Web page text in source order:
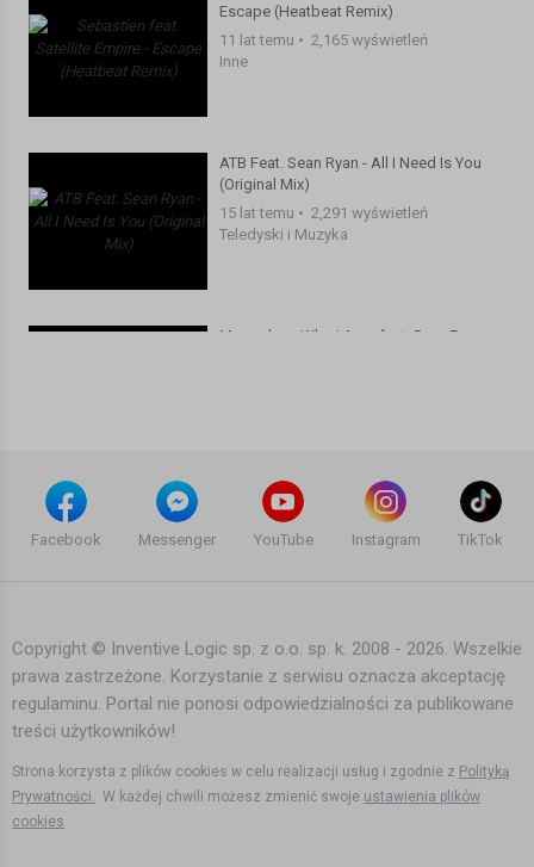
Escape (Heatbeat Remix)
11 lat temu • 2,165 wyświetleń
Inne
ATB Feat. Sean Ryan - All I Need Is You
(Original Mix)
15 lat temu • 2,291 wyświetleń
Teledyski i Muzyka
Mamadee - Who I Am - feat. Born Free
Aerosmith - Crazy (Official Director's
ATB feat. Tiff Lacey - Missing + Lyrics
15 lat temu•3,926 wyświetleń
Facebook Messenger YouTube Instagram TikTok
Copyright © Inventive Logic sp. z o.o. sp. k. 2008 - 2026. Wszelkie
prawa zastrzeżone. Korzystanie z serwisu oznacza akceptację
regulaminu. Portal nie ponosi odpowiedzialności za publikowane
treści użytkowników!
Strona korzysta z plików cookies w celu realizacji usług i zgodnie z Polityką
Prywatności. W każdej chwili możesz zmienić swoje ustawienia plików
cookies